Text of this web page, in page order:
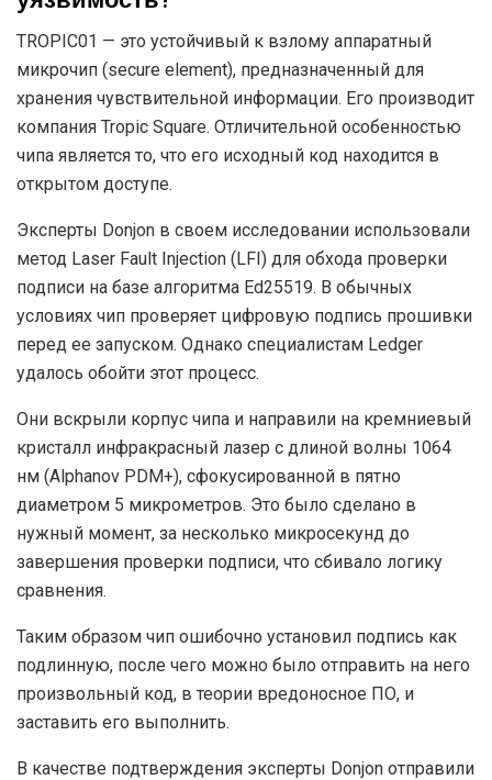
TROPIC01 — это устойчивый к взлому аппаратный
микрочип (secure element), предназначенный для
хранения чувствительной информации. Его производит
компания Tropic Square. Отличительной особенностью
чипа является то, что его исходный код находится в
открытом доступе.
Эксперты Donjon в своем исследовании использовали
метод Laser Fault Injection (LFI) для обхода проверки
подписи на базе алгоритма Ed25519. В обычных
условиях чип проверяет цифровую подпись прошивки
перед ее запуском. Однако специалистам Ledger
удалось обойти этот процесс.
Они вскрыли корпус чипа и направили на кремниевый
кристалл инфракрасный лазер с длиной волны 1064
нм (Alphanov PDM+), сфокусированной в пятно
диаметром 5 микрометров. Это было сделано в
нужный момент, за несколько микросекунд до
завершения проверки подписи, что сбивало логику
сравнения.
Таким образом чип ошибочно установил подпись как
подлинную, после чего можно было отправить на него
произвольный код, в теории вредоносное ПО, и
заставить его выполнить.
В качестве подтверждения эксперты Donjon отправили